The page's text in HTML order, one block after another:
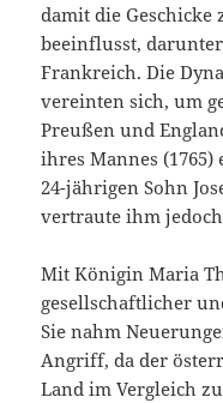
damit die
beeinflusst,
Frankreich. Die
vereinten sich, um
Preußen und
ihres Mannes
24-jährigen Sohn
vertraute ihm
Mit Königin Maria
gesellschaftlicher
Sie nahm
Angriff, da der
Land im Vergleich